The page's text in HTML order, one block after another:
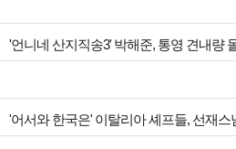
'언니네 산지직송3' 박해준, 통영 견내량
'어서와 한국은' 이탈리아 셰프들, 선재